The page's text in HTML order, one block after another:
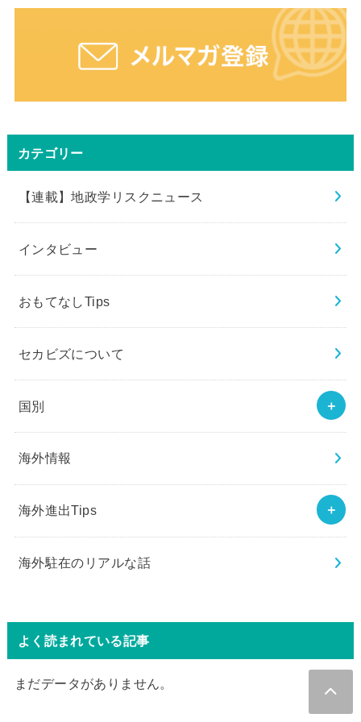
カテゴリー
【連載】地政学リスクニュース
インタビュー
おもてなしTips
セカビズについて
国別
海外情報
海外進出Tips
海外駐在のリアルな話
よく読まれている記事
まだデータがありません。